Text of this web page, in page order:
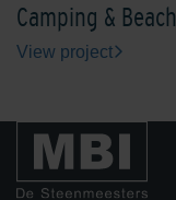
Camping &
View project